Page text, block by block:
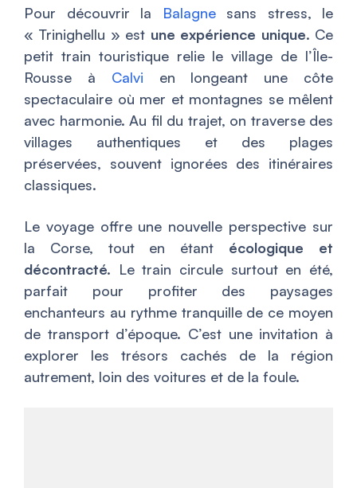
Pour découvrir la Balagnesans stress, le
« Trinighellu » est une expérience unique. Ce
petit train touristique relie le village de l’Île-
Rousse à Calvi en longeant une côte
spectaculaire où mer et montagnes se mêlent
avec harmonie. Au fil du trajet, on traverse des
villages authentiques et des plages
préservées, souvent ignorées des itinéraires
classiques.
Le voyage offre une nouvelle perspective sur
la Corse, tout en étant écologique et
décontracté. Le train circule surtout en été,
parfait pour profiter des paysages
enchanteurs au rythme tranquille de ce moyen
de transport d’époque. C’est une invitation à
explorer les trésors cachés de la région
autrement, loin des voitures et de la foule.